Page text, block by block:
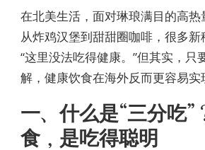
在北美生活，面对琳琅满目的高
从炸鸡汉堡到甜甜圈咖啡，很多新
“这里没法吃得健康。”但其实，只
解，健康饮食在海外反而更容易实
一、什么是“三分吃”
食，是吃得聪明